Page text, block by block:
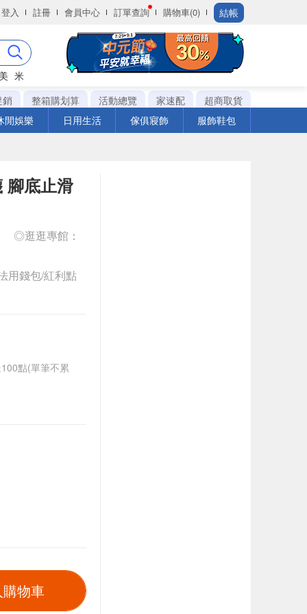
登入 註冊 會員中心 訂單查詢 購物車(0) 結帳
米
銷
整箱購划算 活動總覽 家速配
超商取貨
閒娛樂
日用生活 傢俱寢飾 服飾鞋包
腳底止滑
◎逛逛專館：
用錢包/紅利點
點(單筆不累
物車